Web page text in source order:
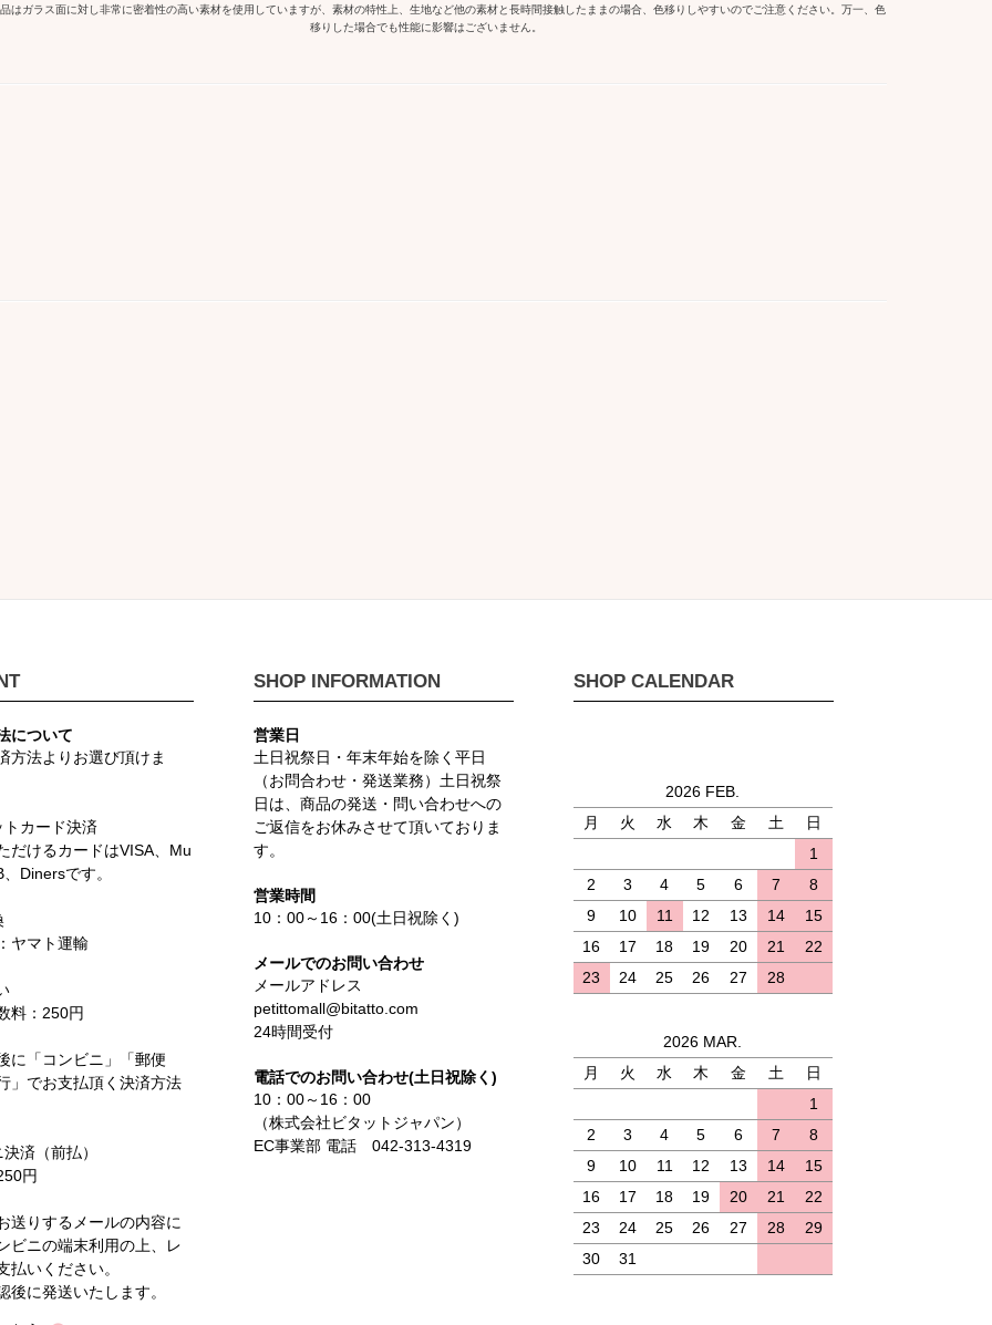
はガラス面に対し非常に密着性の高い素材を使用していますが、素材の特性上、生地など他の素材と長時間接触したままの場合、色移りしやすいのでご注意ください。万一、色
移りした場合でも性能に影響はございません。
について
方法よりお選び頂けま
カード決済
だけるカードはVISA、Mu
Dinersです。
ヤマト運輸
料：250円
に「コンビニ」「郵便
」でお支払頂く決済方法
済（前払）
円
送りするメールの内容に
ビニの端末利用の上、レ
払いください。
後に発送いたします。
SHOP INFORMATION
営業日
土日祝祭日・年末年始を除く平日
（お問合わせ・発送業務）土日祝祭
日は、商品の発送・問い合わせへの
ご返信をお休みさせて頂いておりま
す。
営業時間
10：00～16：00(土日祝除く)
メールでのお問い合わせ
メールアドレス
petittomall@bitatto.com
24時間受付
電話でのお問い合わせ(土日祝除く)
10：00～16：00
（株式会社ビタットジャパン）
EC事業部 電話 042-313-4319
SHOP CALENDAR
2026 FEB.
月
火 水 木 金 土
日
1
2
3 4 5 6 7
8
9
10 11 12 13 14
15
16
17 18 19 20 21
22
23
24 25 26 27 28
2026 MAR.
月
火 水 木 金 土
日
1
2
3 4 5 6 7
8
9
10 11 12 13 14
15
16
17 18 19 20 21
22
23
24 25 26 27 28
29
30
31